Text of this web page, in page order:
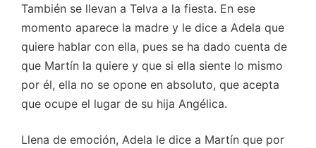
También se llevan a Telva a la fiesta. En ese
momento aparece la madre y le dice a Adela que
quiere hablar con ella, pues se ha dado cuenta de
que Martín la quiere y que si ella siente lo mismo
por él, ella no se opone en absoluto, que acepta
que ocupe el lugar de su hija Angélica.
Llena de emoción, Adela le dice a Martín que por